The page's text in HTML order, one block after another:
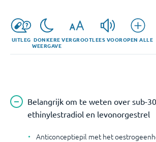
en
levonorgestrel
met
ethinylestradiol
UITLEG DONKERE
WEERGAVE
VERGROOTLEES VOOROPEN ALLE
Belangrijk om te weten over sub-
ethinylestradiol en levonorgestrel
Anticonceptiepil met het